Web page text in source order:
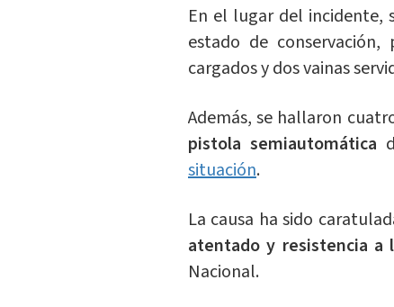
En el lugar del incidente,
estado de
cargados y dos vainas
Además, se hallaron
pistola semiautomática
situación.
La causa ha sido
atentado y resistencia a
Nacional.